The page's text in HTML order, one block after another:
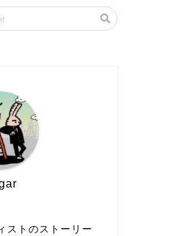
ストのストーリー